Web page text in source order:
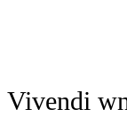
Vivendi